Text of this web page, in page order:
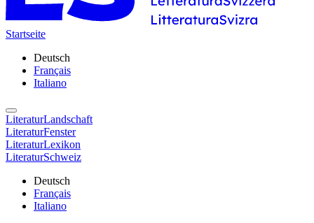
Startseite
Deutsch
Français
Italiano
LiteraturLandschaft
LiteraturFenster
LiteraturLexikon
LiteraturSchweiz
Deutsch
Français
Italiano